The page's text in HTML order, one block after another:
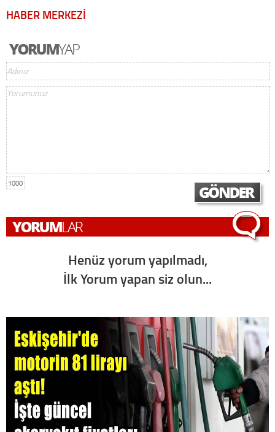
HABER MERKEZİ
1000
Henüz yorum yapılmadı,
İlk Yorum yapan siz olun...